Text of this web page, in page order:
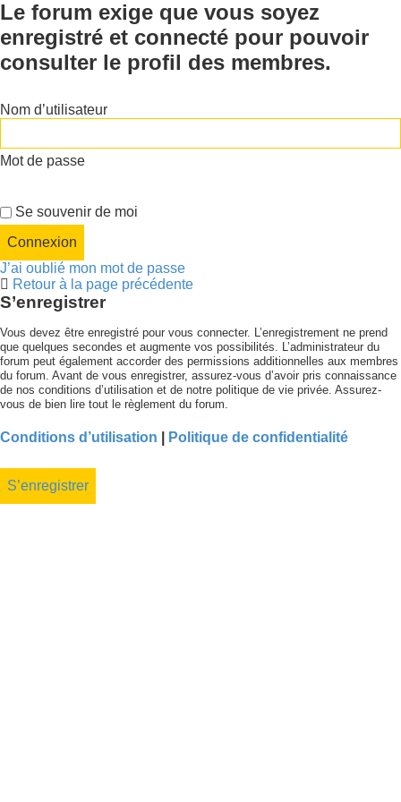
Le forum exige que vous soyez
enregistré et connecté pour pouvoir
consulter le profil des membres.
Nom d’utilisateur
Mot de passe
Se souvenir de moi
J’ai oublié mon mot de passe
Retour à la page précédente
S’enregistrer
Vous devez être enregistré pour vous connecter. L’enregistrement ne prend
que quelques secondes et augmente vos possibilités. L’administrateur du
forum peut également accorder des permissions additionnelles aux membres
du forum. Avant de vous enregistrer, assurez-vous d’avoir pris connaissance
de nos conditions d’utilisation et de notre politique de vie privée. Assurez-
vous de bien lire tout le règlement du forum.
Conditions d’utilisation Politique de confidentialité
S’enregistrer